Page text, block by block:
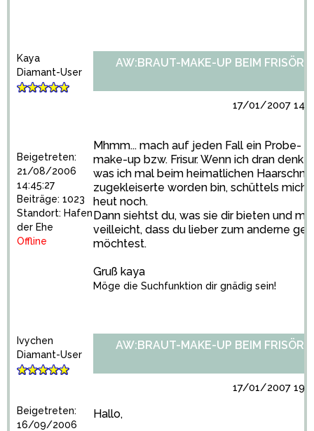
Kaya
Diamant-User
Beigetreten:
21/08/2006
14:45:27
Beiträge: 1023
Standort: Hafen
der Ehe
Offline
AW:BRAUT-MAKE-UP BEIM FRISÖR?
17/01/2007
Mhmm... mach auf jeden Fall ein Probe-
make-up bzw. Frisur. Wenn ich dran
was ich mal beim heimatlichen
zugekleiserte worden bin, schüttels mich
heut noch.
Dann siehtst du, was sie dir bieten und
veilleicht, dass du lieber zum anderne
möchtest.
Gruß kaya
Möge die Suchfunktion dir gnädig sein!
Ivychen
Diamant-User
Beigetreten:
16/09/2006
AW:BRAUT-MAKE-UP BEIM FRISÖR?
17/01/2007
Hallo,